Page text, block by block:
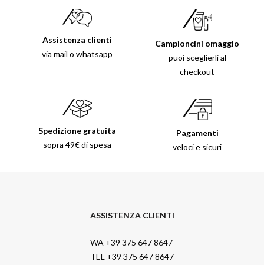
Assistenza clienti
via mail o whatsapp
Campioncini omaggio
puoi sceglierli al
checkout
Spedizione gratuita
sopra 49€ di spesa
Pagamenti
veloci e sicuri
ASSISTENZA CLIENTI
WA +39 375 647 8647
TEL +39 375 647 8647